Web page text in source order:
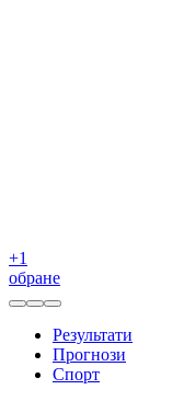
+1
обране
Результати
Прогнози
Спорт